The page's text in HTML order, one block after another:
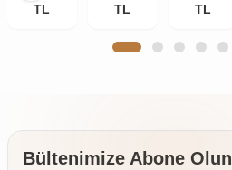
84
Öğütülmüş
TL
Akgünlük
(Günlük-
TL
Tane
(İri
TL
Bültenimize Abone Olun